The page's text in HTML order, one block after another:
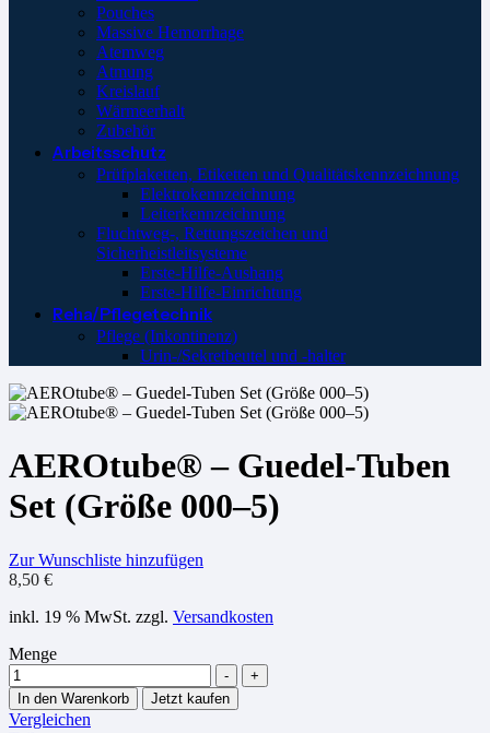
Pouches
Massive Hemorrhage
Atemweg
Atmung
Kreislauf
Wärmeerhalt
Zubehör
Arbeitsschutz
Prüfplaketten, Etiketten und Qualitätskennzeichnung
Elektrokennzeichnung
Leiterkennzeichnung
Fluchtweg-, Rettungszeichen und
Sicherheistleitsysteme
Erste-Hilfe-Aushang
Erste-Hilfe-Einrichtung
Reha/Pflegetechnik
Pflege (Inkontinenz)
Urin-/Sekretbeutel und -halter
AEROtube® – Guedel-Tuben
Set (Größe 000–5)
Zur Wunschliste hinzufügen
8,50 €
inkl. 19 % MwSt. zzgl. Versandkosten
Menge
-
+
In den Warenkorb
Jetzt kaufen
Vergleichen